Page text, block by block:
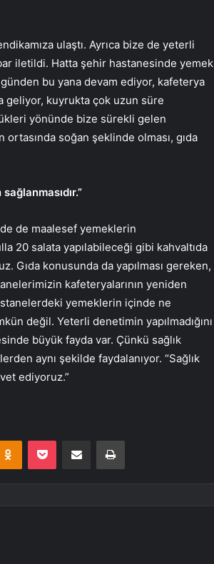
ulaştı. Ayrıca bize de yeterli
iletildi. Hatta şehir hastanesinde yemek
bu yana devam ediyor, kafeterya
geliyor, kuyrukta çok uzun süre
yönünde bize sürekli gelen
soğan şeklinde olması, gıda
de maalesef yemeklerin
20 salata yapılabileceği gibi kahvaltıda
Gıda konusunda da yapılması gereken,
kafeteryalarının yeniden
yemeklerin içinde ne
değil. Yeterli denetimin yapılmadığını
büyük fayda var. Çünkü sağlık
aynı şekilde faydalanıyor. “Sağlık
ediyoruz.”
Odnoklassniki
Pocket E-Posta ile paylaş Yazdır